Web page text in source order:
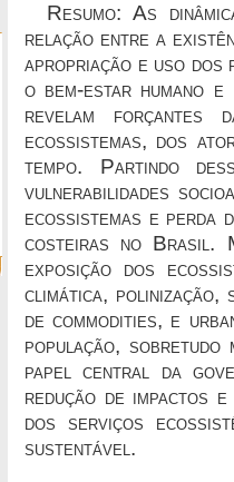
Resumo: As
relação entre a
apropriação e uso dos
o bem-estar humano e
revelam forçantes
ecossistemas, dos
tempo. Partindo
vulnerabilidades
ecossistemas e perda
costeiras no Brasil.
exposição dos
climática,
de commodities, e
população,
papel central da
redução de impactos
dos serviços
sustentável.